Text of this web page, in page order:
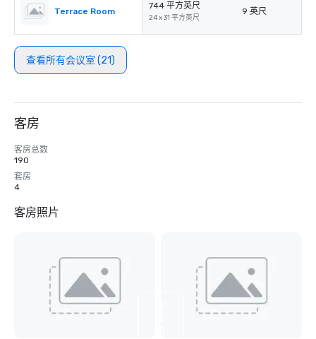
Terrace Room
744 平方英尺
24 x 31 平方英尺
9 英尺
查看所有会议室 (21)
客房
客房总数
190
套房
4
客房照片